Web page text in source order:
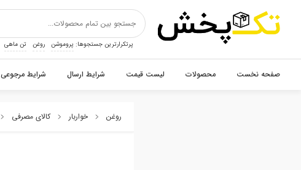
پرتکرارترین جستجوها: پروموشن روغن تن ماهی
صفحه نخست محصولات لیست قیمت شرایط ارسال شرایط مرجوعی
کالای مصرفی خواربار روغن